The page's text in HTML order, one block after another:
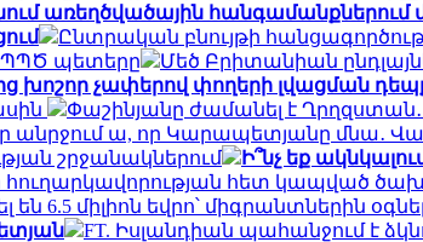
առեղծվածային հանգամանքներում
Ընտրական բնույթի
ՊՊԾ պետերը
Մեծ Բրիտանիան
խոշոր չափերով փողերի լվացման
Փաշինյանը ժամանել է
անրջում ա, որ Կարապետյանը մնա․
շրջանակներում
Ի՞նչ եք
հետ կապված
6.5 միլիոն եվրո՝ միգրանտներին
FT. Իսլանդիան պահանջում է